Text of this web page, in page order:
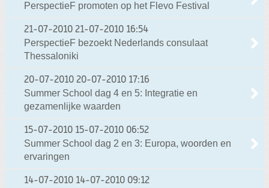
PerspectieF promoten op het Flevo Festival
21-07-2010 21-07-2010 16:54
PerspectieF bezoekt Nederlands consulaat
Thessaloniki
20-07-2010 20-07-2010 17:16
Summer School dag 4 en 5: Integratie en
gezamenlijke waarden
15-07-2010 15-07-2010 06:52
Summer School dag 2 en 3: Europa, woorden en
ervaringen
14-07-2010 14-07-2010 09:12